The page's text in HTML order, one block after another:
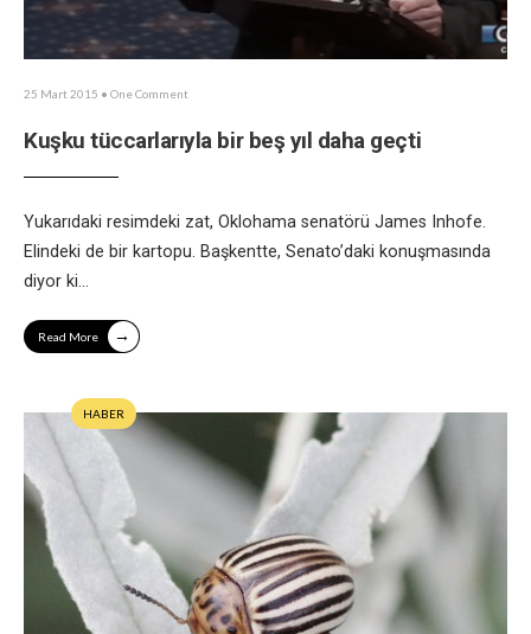
25 Mart 2015 • One Comment
Kuşku tüccarlarıyla bir beş yıl daha geçti
Yukarıdaki resimdeki zat, Oklohama senatörü James Inhofe.
Elindeki de bir kartopu. Başkentte, Senato’daki konuşmasında
diyor ki...
Read More →
HABER